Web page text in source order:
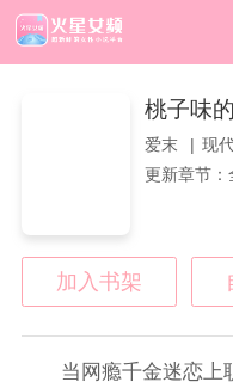
桃子味
爱末 现
更新章节：
加入书架
当网瘾千金迷恋上